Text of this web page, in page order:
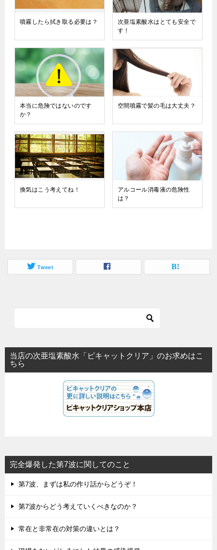
噴霧したら拭き取る必要は？
次亜塩素酸水はとても安全で
す！
本当に危険ではないのです
か？
空間噴霧で髪の毛は大丈夫？
換気はこう考えてね！
アルコール消毒液の危険性
は？
Tweet
当店の次亜塩素酸水「ピキャットクリア」のお求めはこ
ちら
完全爆発した第7波に関してのこと
第7波、まずは私の作り話からどうぞ！
第7波からどう考えていくべきなのか？
常在と非常在の対策の違いとは？